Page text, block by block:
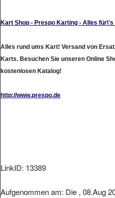
Kart Shop - Prespo Karting - Alles
Alles rund ums Kart! Versand von
Karts. Besuchen Sie unseren Online
kostenlosen Katalog!
http://www.prespo.de
LinkID: 13389
Aufgenommen am: Die , 08.Aug